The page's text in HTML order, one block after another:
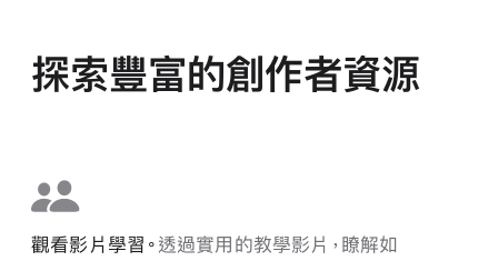
探索豐富的創作者資源
觀看影片學習。 透過實用的教學影片，瞭解如